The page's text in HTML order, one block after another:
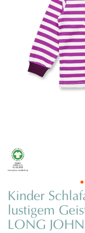
Zum
Anfang
der
Bildgalerie
Kinder
lustigem
LONG JOHN